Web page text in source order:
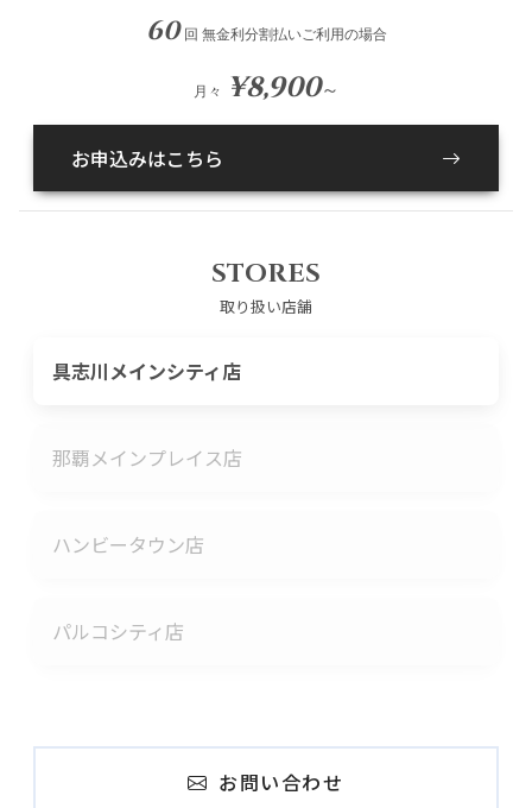
60 回 無金利分割払いご利用の場合
月々 ¥8,900～
お申込みはこちら
STORES
取り扱い店舗
具志川メインシティ店
那覇メインプレイス店
ハンビータウン店
パルコシティ店
お問い合わせ